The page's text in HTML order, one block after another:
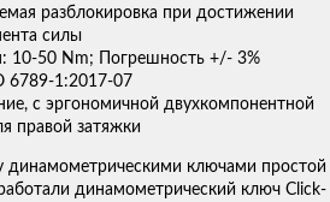
разблокировка при достижении
силы
10-50 Nm; Погрешность +/- 3%
6789-1:2017-07
с эргономичной двухкомпонентной
правой затяжки
динамометрическими ключами простой
динамометрический ключ Click-